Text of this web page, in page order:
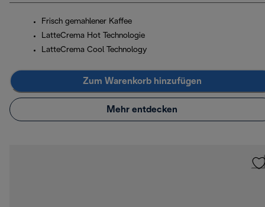
Frisch gemahlener Kaffee
LatteCrema Hot Technologie
LatteCrema Cool Technology
Zum Warenkorb hinzufügen
Mehr entdecken